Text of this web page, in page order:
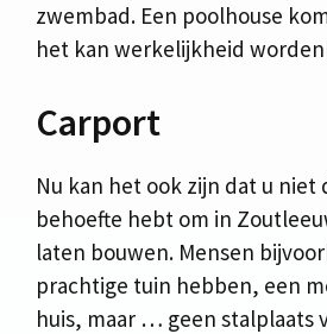
zwembad. Een poolhouse
het kan werkelijkheid
Carport
Nu kan het ook zijn dat u niet
behoefte hebt om in
laten bouwen. Mensen
prachtige tuin hebben, een
huis, maar … geen stalplaats